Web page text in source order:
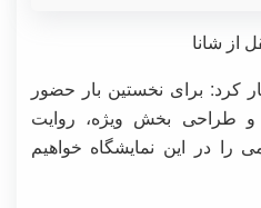
از شانا
کرد: برای نخستین‌ بار حضور
و طراحی بخش ویژه، روایت
در این نمایشگاه خواهیم